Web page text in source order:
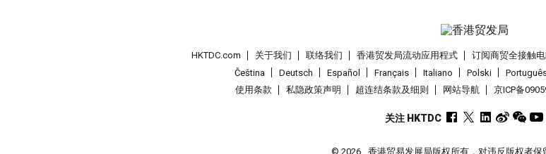
HKTDC.com 关于我们 联络我们 香港贸发局流动应用程式 订阅商贸全接触
Čeština
Deutsch Español Français Italiano Polski
使用条款
私隐政策声明 超连结条款及细则 网站导航 京ICP备
关注 HKTDC
© 2026 香港贸易发展局版权所有，对违反版权者保